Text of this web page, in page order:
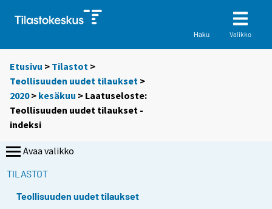
Haku Valikko
Etusivu > Tilastot >
Teollisuuden uudet tilaukset >
2020> kesäkuu > Laatuseloste:
Teollisuuden uudet tilaukset -
indeksi
Avaa valikko
TILASTOT
Teollisuuden uudet tilaukset